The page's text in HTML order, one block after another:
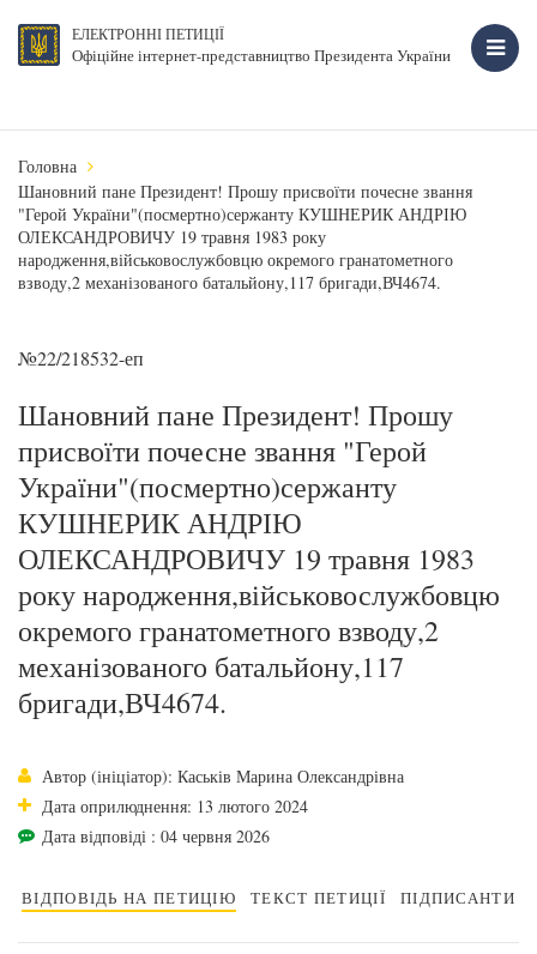
ЕЛЕКТРОННІ ПЕТИЦІЇ
Офіційне інтернет-представництво Президента України
Головна
Шановний пане Президент! Прошу присвоїти почесне звання
"Герой України"(посмертно)сержанту КУШНЕРИК АНДРІЮ
ОЛЕКСАНДРОВИЧУ 19 травня 1983 року
народження,військовослужбовцю окремого гранатометного
взводу,2 механізованого батальйону,117 бригади,ВЧ4674.
№22/218532-еп
Шановний пане Президент! Прошу
присвоїти почесне звання "Герой
України"(посмертно)сержанту
КУШНЕРИК АНДРІЮ
ОЛЕКСАНДРОВИЧУ 19 травня 1983
року народження,військовослужбовцю
окремого гранатометного взводу,2
механізованого батальйону,117
бригади,ВЧ4674.
Автор (ініціатор): Каськів Марина Олександрівна
Дата оприлюднення: 13 лютого 2024
Дата відповіді : 04 червня 2026
ВІДПОВІДЬ НА ПЕТИЦІЮ ТЕКСТ ПЕТИЦІЇ ПІДПИСАНТИ